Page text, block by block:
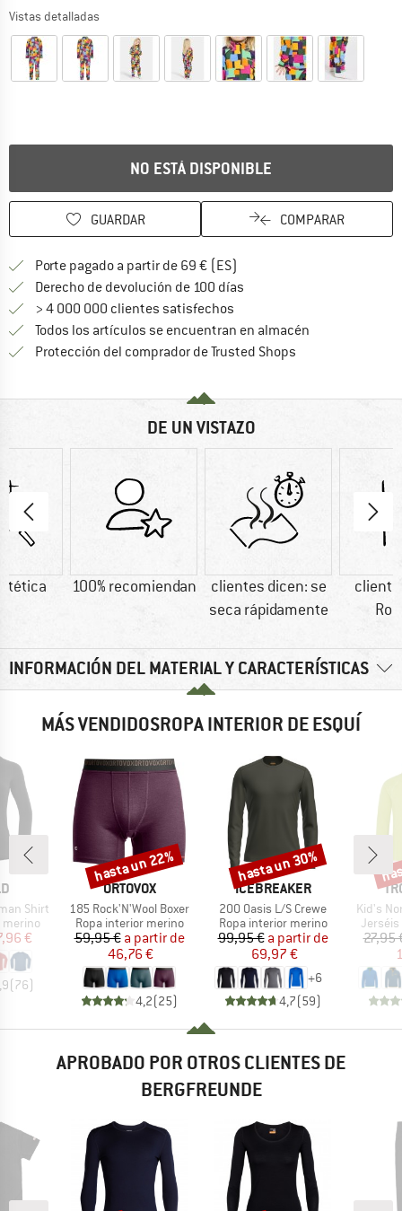
Vistas detalladas
NO ESTÁ DISPONIBLE
GUARDAR COMPARAR
Porte pagado a partir de 69 € (ES)
Derecho de devolución de 100 días
> 4 000 000 clientes satisfechos
Todos los artículos se encuentran en almacén
Protección del comprador de Trusted Shops
DE UN VISTAZO
100% recomiendan
clientes dicen: se
seca rápidamente
INFORMACIÓN DEL MATERIAL Y CARACTERÍSTICAS
MÁS VENDIDOSROPA INTERIOR DE ESQUÍ
Shirt
reducido
€
(76)
MARCA
ORTOVOX
Artículo
185 Rock'N'Wool Boxer
Product group
Ropa interior merino
Precio
59,95 € Precio reducido
a partir de
46,76 €
4,2(25)
Descuento
hasta un 22%
MARCA
ICEBREAKER
Artículo
200 Oasis L/S Crewe
Product group
Ropa interior merino
Precio
99,95 € Precio reducido
a partir de
69,97 €
+6
4,7(59)
Descuento
hasta un 30%
Artículo
Kid's
27,95
APROBADO POR OTROS CLIENTES DE
BERGFREUNDE